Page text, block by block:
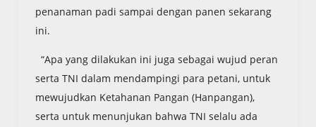
penanaman padi sampai dengan panen sekarang
ini.
“Apa yang dilakukan ini juga sebagai wujud peran
serta TNI dalam mendampingi para petani, untuk
mewujudkan Ketahanan Pangan (Hanpangan),
serta untuk menunjukan bahwa TNI selalu ada